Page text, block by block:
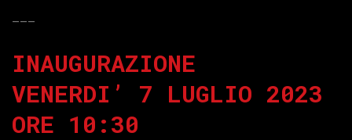
——–
INAUGURAZIONE
VENERDI’ 7 LUGLIO 2023
ORE 10:30